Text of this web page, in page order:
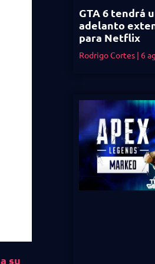
su
GTA 6 tendrá
adelanto
para Netflix
Rodrigo Cortes 6